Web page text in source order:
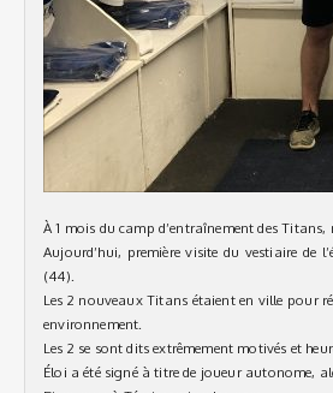
À 1 mois du camp d’entraînement des
Aujourd’hui, première visite du vestiaire de
(44).
Les 2 nouveaux Titans étaient en ville pour
environnement.
Les 2 se sont dits extrêmement motivés et
Éloi a été signé à titre de joueur autonome,